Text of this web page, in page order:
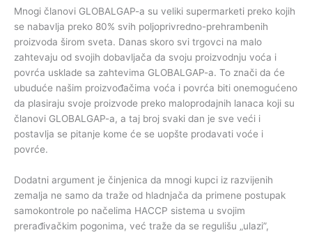
Mnogi članovi GLOBALGAP-a su veliki supermarketi preko kojih
se nabavlja preko 80% svih poljoprivredno-prehrambenih
proizvoda širom sveta. Danas skoro svi trgovci na malo
zahtevaju od svojih dobavljača da svoju proizvodnju voća i
povrća usklade sa zahtevima GLOBALGAP-a. To znači da će
ubuduće našim proizvođačima voća i povrća biti onemogućeno
da plasiraju svoje proizvode preko maloprodajnih lanaca koji su
članovi GLOBALGAP-a, a taj broj svaki dan je sve veći i
postavlja se pitanje kome će se uopšte prodavati voće i
povrće.
Dodatni argument je činjenica da mnogi kupci iz razvijenih
zemalja ne samo da traže od hladnjača da primene postupak
samokontrole po načelima HACCP sistema u svojim
prerađivačkim pogonima, već traže da se regulišu „ulazi”,